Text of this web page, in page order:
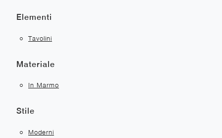
Elementi
Tavolini
Materiale
In Marmo
Stile
Moderni